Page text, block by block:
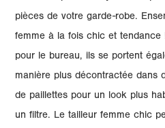
pièces de votre garde-robe.
femme à la fois chic et tendance
pour le bureau, ils se portent
manière plus décontractée dans
de paillettes pour un look plus
un filtre. Le tailleur femme chic